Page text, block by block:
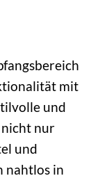
mit
und
nur
und
nahtlos in